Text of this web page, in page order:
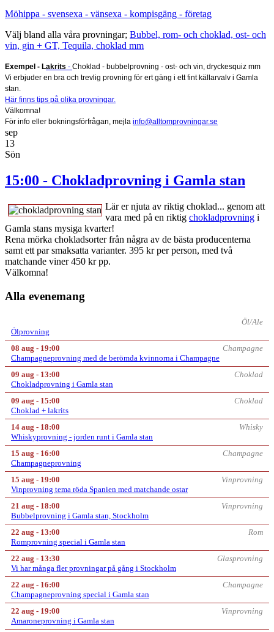
Möhippa - svensexa - vänsexa - kompisgäng - företag
Välj bland alla våra provningar; Bubbel, rom- och choklad, ost- och
vin, gin + GT, Tequila, choklad mm
Exempel - Lakrits - Choklad - bubbelprovning - ost- och vin, dryckesquiz mm
Vi erbjuder en bra och trevlig provning för ert gäng i ett fint källarvalv i Gamla
stan.
Här finns tips på olika provningar.
Välkomna!
För info eller bokningsförfrågan, mejla info@alltomprovningar.se
sep
13
Sön
15:00 - Chokladprovning i Gamla stan
Lär er njuta av riktig choklad... genom att
vara med på en riktig chokladprovning i
Gamla stans mysiga kvarter!
Rena mörka chokladsorter från några av de bästa producenterna
samt ett par smaksatta varianter. 395 kr per person, med två
matchande viner 450 kr pp.
Välkomna!
Alla evenemang
Öl/Ale
Ölprovning
08 aug - 19:00
Champagne
Champagneprovning med de berömda kvinnorna i Champagne
09 aug - 13:00
Choklad
Chokladprovning i Gamla stan
09 aug - 15:00
Choklad
Choklad + lakrits
14 aug - 18:00
Whisky
Whiskyprovning - jorden runt i Gamla stan
15 aug - 16:00
Champagne
Champagneprovning
15 aug - 19:00
Vinprovning
Vinprovning tema röda Spanien med matchande ostar
21 aug - 18:00
Vinprovning
Bubbelprovning i Gamla stan, Stockholm
22 aug - 13:00
Rom
Romprovning special i Gamla stan
22 aug - 13:30
Glasprovning
Vi har många fler provningar på gång i Stockholm
22 aug - 16:00
Champagne
Champagneprovning special i Gamla stan
22 aug - 19:00
Vinprovning
Amaroneprovning i Gamla stan